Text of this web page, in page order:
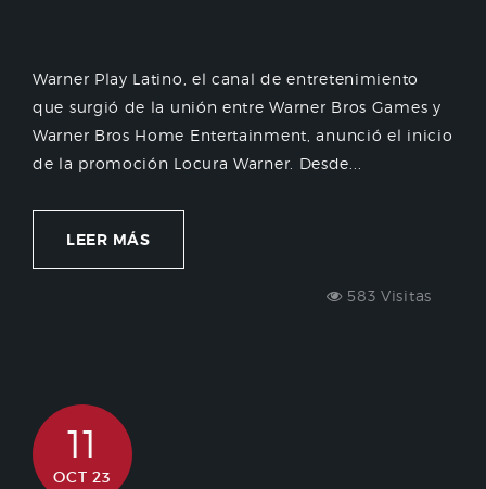
Warner Play Latino, el canal de entretenimiento
que surgió de la unión entre Warner Bros Games y
Warner Bros Home Entertainment, anunció el inicio
de la promoción Locura Warner. Desde...
LEER MÁS
583 Visitas
11
OCT 23